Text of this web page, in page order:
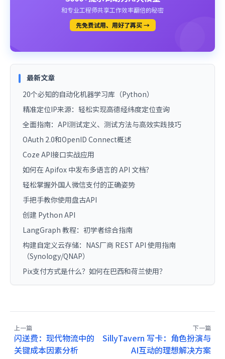
和专业工程师共享工作效率翻倍的秘密
先免费试用、用好了再买 →
最新文章
20个必知的自动化机器学习库（Python）
精准定位IP来源：轻松实现高德经纬度定位查询
全面指南：API测试定义、测试方法与高效实践技巧
OAuth 2.0和OpenID Connect概述
Coze API接口实战应用
如何在 Apifox 中发布多语言的 API 文档？
轻松掌握外国人微信支付的正确姿势
手把手教你使用盘古API
创建 Python API
LangGraph 教程：初学者综合指南
构建自定义云存储：NAS厂商 REST API 使用指南
（Synology/QNAP）
Pix支付方式是什么？如何在巴西和荷兰使用？
上一篇
闪送费：现代物流中的
关键成本因素分析
下一篇
SillyTavern 写卡：角色扮演与
AI互动的理想解决方案